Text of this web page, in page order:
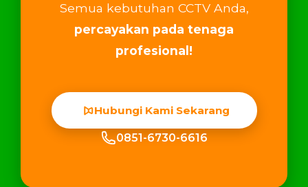
Semua kebutuhan CCTV Anda,
percayakan pada tenaga
profesional!
Hubungi Kami Sekarang
0851-6730-6616